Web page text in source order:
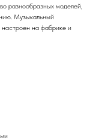
разнообразных моделей,
Музыкальный
настроен на фабрике и